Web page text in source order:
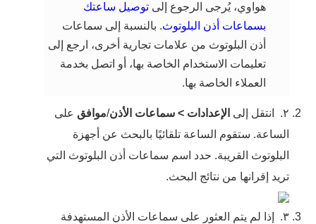
هواوي، يُرجى الرجوع إلىتوصيل ساعتك
بسماعات أذن البلوتوث. بالنسبة إلى سماعات
أذن البلوتوث من علامات تجارية أخرى، ارجع إلى
تعليمات الاستخدام الخاصة بها، أو اتصل بخدمة
العملاء الخاصة بها.
٢. انتقل إلى الإعدادات > سماعات الأذن/موافق على
الساعة. ستقوم الساعة تلقائيًا بالبحث عن أجهزة
البلوتوث القريبة. حدد اسم سماعات أذن البلوتوث التي
تريد إقرانها من نتائج البحث.
٣.
إذا لم يتم العثور على سماعات الأذن المستهدفة